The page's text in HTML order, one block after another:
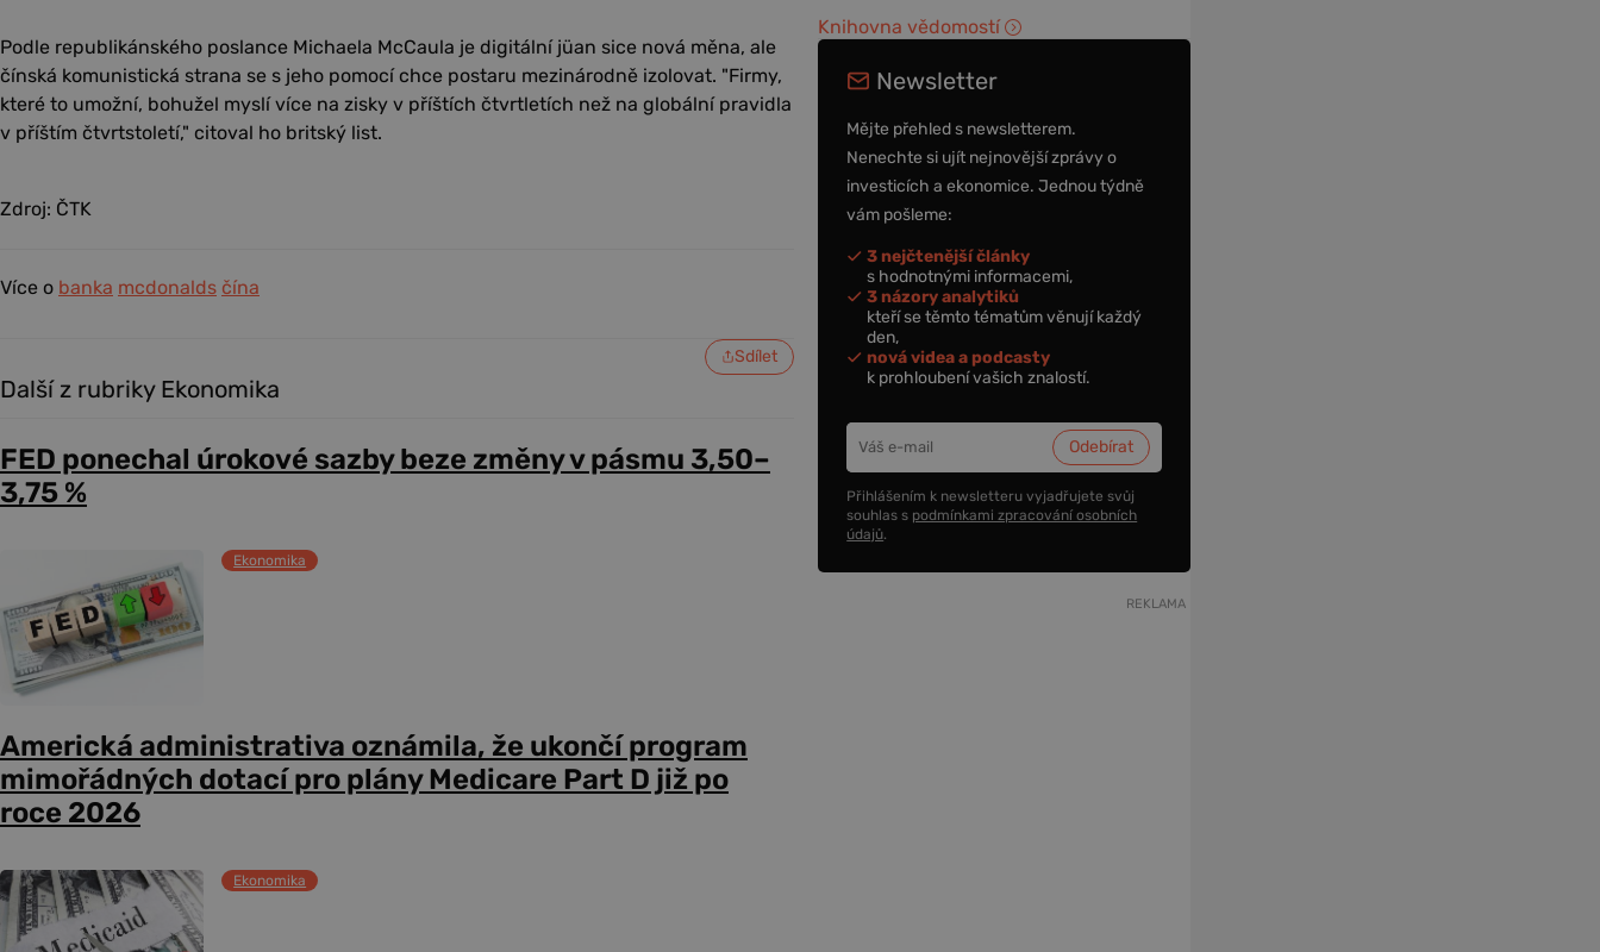
Podle republikánského poslance Michaela McCaula je digitální jüan sice nová měna, ale
čínská komunistická strana se s jeho pomocí chce postaru mezinárodně izolovat. "Firmy,
které to umožní, bohužel myslí více na zisky v příštích čtvrtletích než na globální pravidla
v příštím čtvrtstoletí," citoval ho britský list.
Zdroj: ČTK
Více o banka mcdonalds čína
Sdílet
Další z rubriky Ekonomika
FED ponechal úrokové sazby beze změny v pásmu 3,50–
3,75 %
Ekonomika
Americká administrativa oznámila, že ukončí program
mimořádných dotací pro plány Medicare Part D již po
roce 2026
Ekonomika
Knihovna vědomostí
Newsletter
Mějte přehled s newsletterem.
Nenechte si ujít nejnovější zprávy o
investicích a ekonomice. Jednou týdně
vám pošleme:
3 nejčtenější články
s hodnotnými informacemi,
3 názory analytiků
kteří se těmto tématům věnují každý
den,
nová videa a podcasty
k prohloubení vašich znalostí.
Přihlášením k newsletteru vyjadřujete svůj
souhlas s podmínkami zpracování osobních
údajů.
REKLAMA